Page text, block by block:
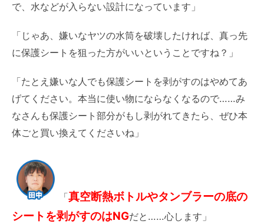
で、水などが入らない設計になっています」
「じゃあ、嫌いなヤツの水筒を破壊したければ、真っ先
に保護シートを狙った方がいいということですね？」
「たとえ嫌いな人でも保護シートを剥がすのはやめてあ
げてください。本当に使い物にならなくなるので……み
なさんも保護シート部分がもし剥がれてきたら、ぜひ本
体ごと買い換えてくださいね」
「真空断熱ボトルやタンブラーの底の
シートを剥がすのはNGだと……心します」